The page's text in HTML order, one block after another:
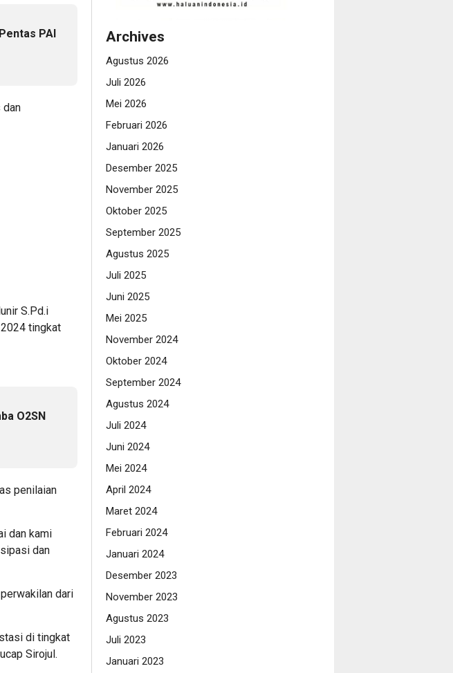
PAI
dan
S.Pd.i
tingkat
O2SN
penilaian
dan kami
dan
dari
di tingkat
Sirojul.
Archives
Agustus 2026
Juli 2026
Mei 2026
Februari 2026
Januari 2026
Desember 2025
November 2025
Oktober 2025
September 2025
Agustus 2025
Juli 2025
Juni 2025
Mei 2025
November 2024
Oktober 2024
September 2024
Agustus 2024
Juli 2024
Juni 2024
Mei 2024
April 2024
Maret 2024
Februari 2024
Januari 2024
Desember 2023
November 2023
Agustus 2023
Juli 2023
Januari 2023